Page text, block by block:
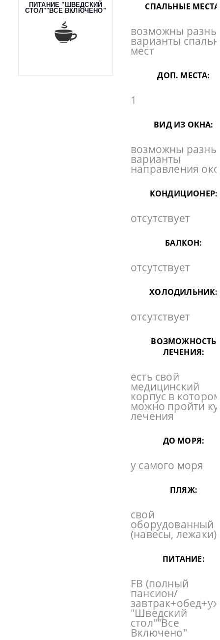
ПИТАНИЕ "ШВЕДСКИЙ
СТОЛ""ВСЕ ВКЛЮЧЕНО"
СПАЛЬНЫЕ
возможны
варианты
мест
ДОП. МЕСТА:
1
ВИД ИЗ ОКНА:
возможны
варианты
направления
КОНДИЦИОНЕР:
отсутствует
БАЛКОН:
отсутствует
ХОЛОДИЛЬНИК:
отсутствует
ВОЗМОЖНОСТЬ
ЛЕЧЕНИЯ:
есть свой
медицинский
корпус в
можно пройти
лечения
ДО МОРЯ:
у самого моря
ПЛЯЖ:
свой
оборудованный
(навесы, лежаки)
ПИТАНИЕ:
FB (полный
пансион/
"Шведский
стол""Все
Включено"